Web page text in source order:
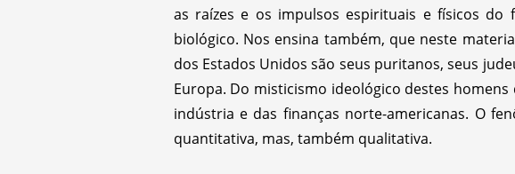
as raízes e os impulsos espirituais e físicos do
biológico. Nos ensina também, que neste
dos Estados Unidos são seus puritanos, seus
Europa. Do misticismo ideológico destes
indústria e das finanças norte-americanas. O
quantitativa, mas, também qualitativa.